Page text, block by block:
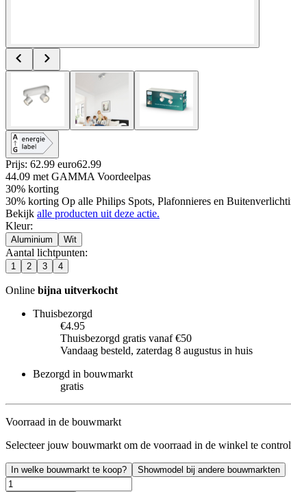
Prijs: 62.99 euro62.99
44.09 met GAMMA Voordeelpas
30% korting
30% korting Op alle Philips Spots, Plafonnieres en
Bekijk alle producten uit deze actie.
Kleur:
Aluminium Wit
Aantal lichtpunten:
1 2 3 4
Online bijna uitverkocht
Thuisbezorgd
€4.95
Thuisbezorgd gratis vanaf €50
Vandaag besteld, zaterdag 8 augustus in huis
Bezorgd in bouwmarkt
gratis
Voorraad in de bouwmarkt
Selecteer jouw bouwmarkt om de voorraad in de winkel te
In welke bouwmarkt te koop? Showmodel bij andere bouwmarkten